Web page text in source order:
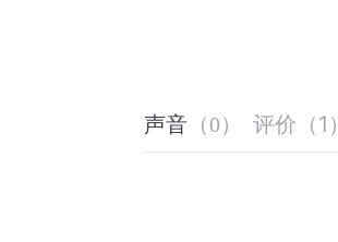
声音 （0） 评价 （1 ）